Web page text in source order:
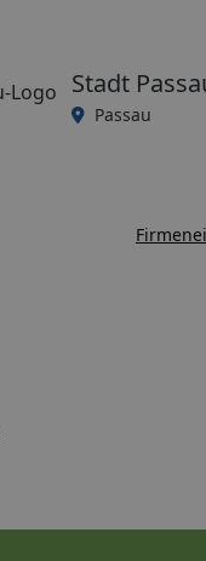
Stadt
Passau